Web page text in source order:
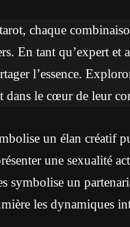
chaque
En tant qu’expert et
l’essence.
dans le cœur de leur
un élan créatif
une sexualité
symbolise un
les dynamiques